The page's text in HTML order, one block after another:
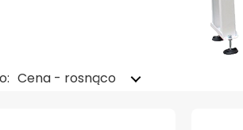
Cena - rosnąco